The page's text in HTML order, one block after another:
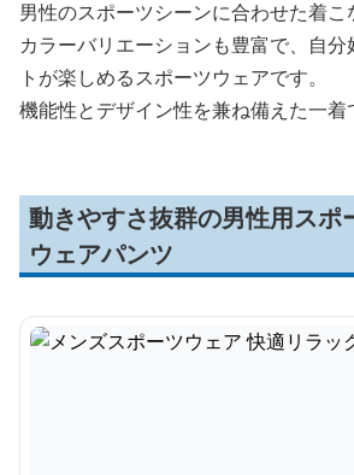
男性のスポーツシーンに合わせた着こ
カラーバリエーションも豊富で、自
トが楽しめるスポーツウェアです。
機能性とデザイン性を兼ね備えた一着
動きやすさ抜群の男性用スポ
ウェアパンツ